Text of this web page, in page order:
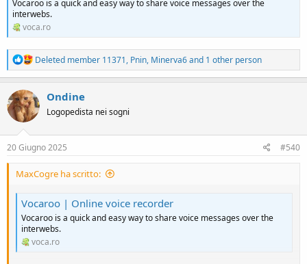
Vocaroo is a quick and easy way to share voice messages over the
interwebs.
voca.ro
R
e
a
t
i
n
s
Deleted member 11371, Pnin, Minerva6and 1 other person
Ondine
Logopedista nei sogni
20 Giugno 2025 #540
MaxCogre ha scritto:
Vocaroo | Online voice recorder
Vocaroo is a quick and easy way to share voice messages over the
interwebs.
voca.ro